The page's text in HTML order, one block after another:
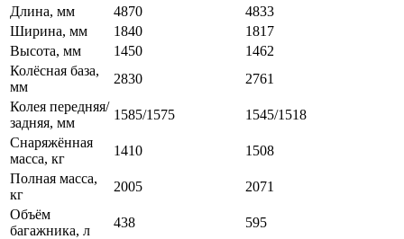
Длина, мм
4870
4833
Ширина, мм
1840
1817
Высота, мм
1450
1462
Колёсная база,
мм
2830
2761
Колея передняя/
задняя, мм
1585/1575
1545/1518
Снаряжённая
масса, кг
1410
1508
Полная масса,
кг
2005
2071
Объём
багажника, л
438 595